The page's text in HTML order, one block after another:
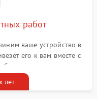
работ
ваше устройство в
его к вам вместе с
лет